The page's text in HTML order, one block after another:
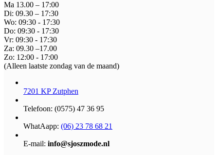
Ma 13.00 – 17:00
Di: 09.30 – 17:30
Wo: 09:30 - 17:30
Do: 09:30 - 17:30
Vr: 09:30 - 17:30
Za: 09.30 –17.00
Zo: 12:00 - 17:00
(Alleen laatste zondag van de maand)
7201 KP Zutphen
Telefoon: (0575) 47 36 95
WhatAapp: (06) 23 78 68 21
E-mail: info@sjoszmode.nl